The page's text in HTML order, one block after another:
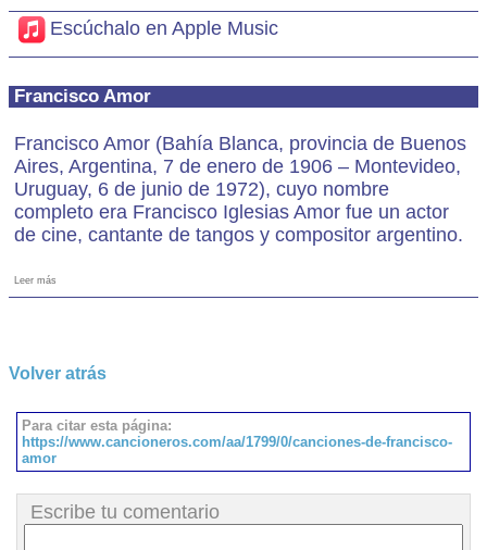
Escúchalo en Apple Music
Francisco Amor
Francisco Amor (Bahía Blanca, provincia de Buenos
Aires, Argentina, 7 de enero de 1906 – Montevideo,
Uruguay, 6 de junio de 1972), cuyo nombre
completo era Francisco Iglesias Amor fue un actor
de cine, cantante de tangos y compositor argentino.
Leer más
Volver atrás
Para citar esta página:
https://www.cancioneros.com/aa/1799/0/canciones-de-francisco-
amor
Escribe tu comentario